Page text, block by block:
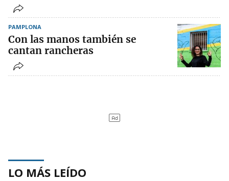
PAMPLONA
Con las manos también se
cantan rancheras
LO MÁS LEÍDO